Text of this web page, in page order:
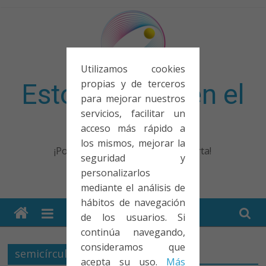
Utilizamos cookies
propias y de terceros
para mejorar nuestros
servicios, facilitar un
acceso más rápido a
los mismos, mejorar la
seguridad y
personalizarlos
mediante el análisis de
hábitos de navegación
de los usuarios. Si
continúa navegando,
consideramos que
acepta su uso. Más
Esto no entra en el
examen
¡Porque no solo el examen importa!
semicírculo